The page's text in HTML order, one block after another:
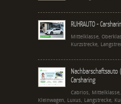
RUHRAUTO -
Mittelklasse,
Kurzstrecke,
Nachbarschaftsauto
Carsharing
Cabrios,
Kleinwagen, Luxus, Langstrecke,